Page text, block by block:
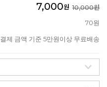
7,000원 10,000원
70원
결제 금액 기준 5만원이상 무료배송